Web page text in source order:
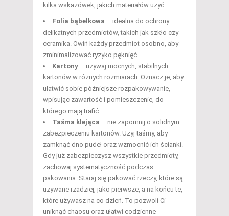
kilka wskazówek, jakich materiałów użyć:
Folia bąbelkowa – idealna do ochrony
delikatnych przedmiotów, takich jak szkło czy
ceramika. Owiń każdy przedmiot osobno, aby
zminimalizować ryzyko pęknięć.
Kartony – używaj mocnych, stabilnych
kartonów w różnych rozmiarach. Oznacz je, aby
ułatwić sobie późniejsze rozpakowywanie,
wpisując zawartość i pomieszczenie, do
którego mają trafić.
Taśma klejąca – nie zapomnij o solidnym
zabezpieczeniu kartonów. Użyj taśmy, aby
zamknąć dno pudeł oraz wzmocnić ich ścianki.
Gdy już zabezpieczysz wszystkie przedmioty,
zachowaj systematyczność podczas
pakowania. Staraj się pakować rzeczy, które są
używane rzadziej, jako pierwsze, a na końcu te,
które używasz na co dzień. To pozwoli Ci
uniknąć chaosu oraz ułatwi codzienne